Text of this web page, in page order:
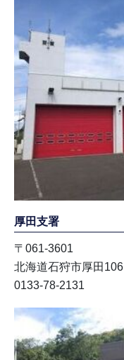
厚田支署
〒061-3601
北海道石狩市厚田106
0133-78-2131